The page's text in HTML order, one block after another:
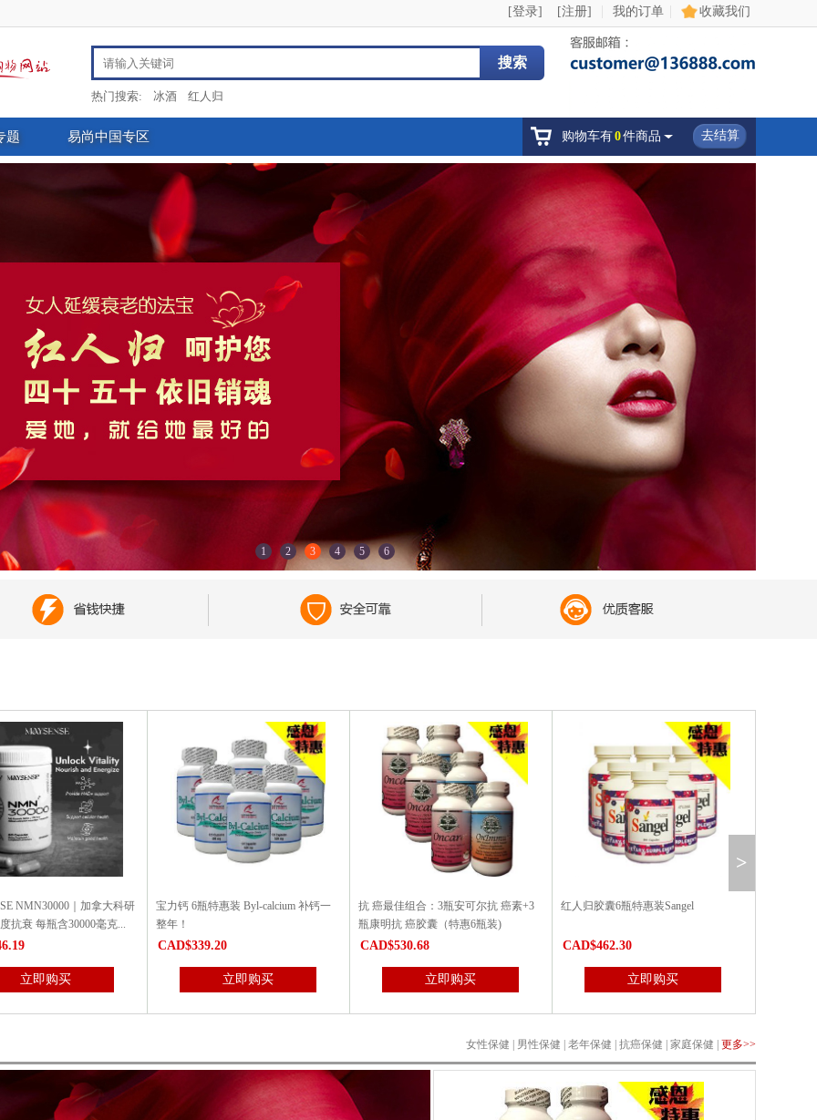
[登录] [注册] 我的订单 收藏我们
搜索
热门搜索: 冰酒 红人归
题 易尚中国专区 购物车有0件商品 去结算
1 2 3 4 5 6
NMN30000｜加拿大科研
抗衰 每瓶含30000毫克...
立即购买
宝力钙 6瓶特惠装 Byl-calcium 补钙一
整年！
CAD$339.20
立即购买
抗 癌最佳组合：3瓶安可尔抗 癌素+3
瓶康明抗 癌胶囊（特惠6瓶装)
CAD$530.68
立即购买
红人归胶囊6瓶特惠装Sangel
CAD$462.30
立即购买
>
女性保健 男性保健 老年保健 抗癌保健 家庭保健 更多>>